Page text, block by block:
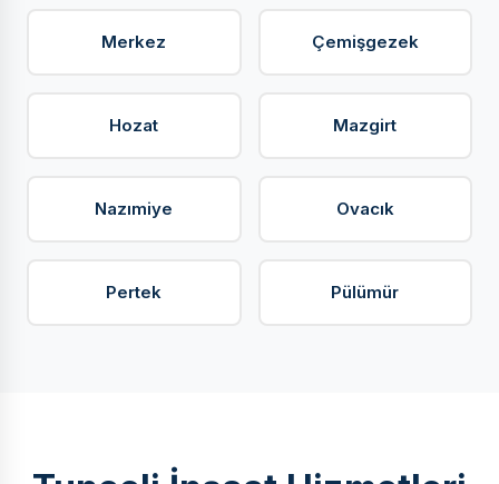
Merkez Çemişgezek
Hozat Mazgirt
Nazımiye Ovacık
Pertek Pülümür